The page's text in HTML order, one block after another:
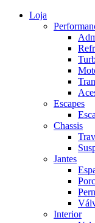
Loja
Escapes
Chassis
Jantes
Interior